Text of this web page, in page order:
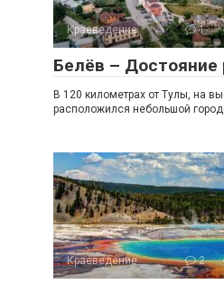
Краеведение 1
Белёв – Достояние
В 120 километрах от Тулы, на
расположился небольшой
Краеведение 2